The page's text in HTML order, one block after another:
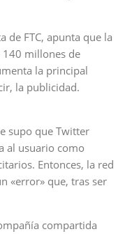
de FTC, apunta que la
140 millones de
la principal
la publicidad.
supo que Twitter
al usuario como
Entonces, la red
«error» que, tras ser
compartida